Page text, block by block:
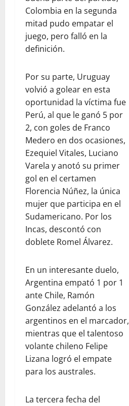
Colombia en la segunda
mitad pudo empatar el
juego, pero falló en la
definición.
Por su parte, Uruguay
volvió a golear en esta
oportunidad la víctima fue
Perú, al que le ganó 5 por
2, con goles de Franco
Medero en dos ocasiones,
Ezequiel Vitales, Luciano
Varela y anotó su primer
gol en el certamen
Florencia Núñez, la única
mujer que participa en el
Sudamericano. Por los
Incas, descontó con
doblete Romel Álvarez.
En un interesante duelo,
Argentina empató 1 por 1
ante Chile, Ramón
González adelantó a los
argentinos en el marcador,
mientras que el talentoso
volante chileno Felipe
Lizana logró el empate
para los australes.
La tercera fecha del